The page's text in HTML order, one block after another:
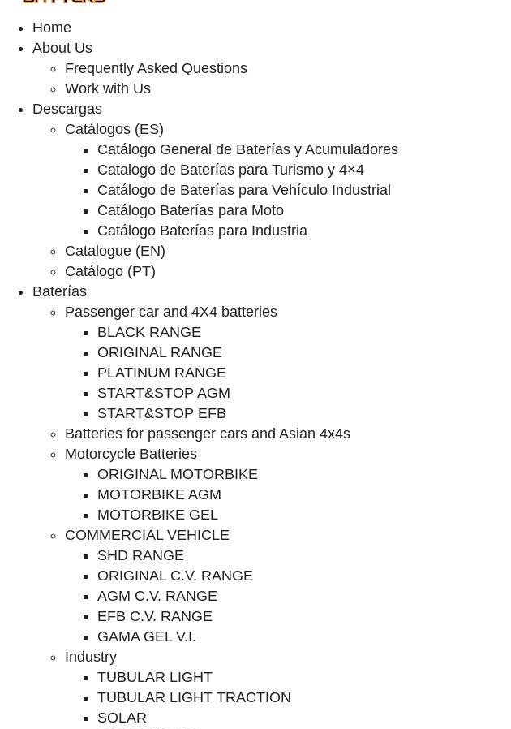
Home
About Us
Frequently Asked Questions
Work with Us
Descargas
Catálogos (ES)
Catálogo General de Baterías y Acumuladores
Catalogo de Baterías para Turismo y 4×4
Catálogo de Baterías para Vehículo Industrial
Catálogo Baterías para Moto
Catálogo Baterías para Industria
Catalogue (EN)
Catálogo (PT)
Baterías
Passenger car and 4X4 batteries
BLACK RANGE
ORIGINAL RANGE
PLATINUM RANGE
START&STOP AGM
START&STOP EFB
Batteries for passenger cars and Asian 4x4s
Motorcycle Batteries
ORIGINAL MOTORBIKE
MOTORBIKE AGM
MOTORBIKE GEL
COMMERCIAL VEHICLE
SHD RANGE
ORIGINAL C.V. RANGE
AGM C.V. RANGE
EFB C.V. RANGE
GAMA GEL V.I.
Industry
TUBULAR LIGHT
TUBULAR LIGHT TRACTION
SOLAR